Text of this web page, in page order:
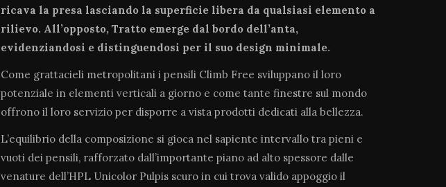
ricava la presa lasciando la superficie libera da qualsiasi elemento a
rilievo. All’opposto, Tratto emerge dal bordo dell’anta,
evidenziandosi e distinguendosi per il suo design minimale.
Come grattacieli metropolitani i pensili Climb Free sviluppano il loro
potenziale in elementi verticali a giorno e come tante finestre sul mondo
offrono il loro servizio per disporre a vista prodotti dedicati alla bellezza.
L’equilibrio della composizione si gioca nel sapiente intervallo tra pieni e
vuoti dei pensili, rafforzato dall’importante piano ad alto spessore dalle
venature dell’HPL Unicolor Pulpis scuro in cui trova valido appoggio il